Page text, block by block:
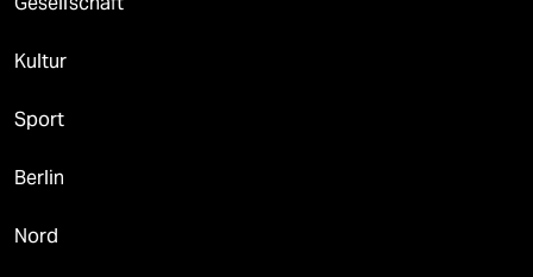
Kultur
Sport
Berlin
Nord